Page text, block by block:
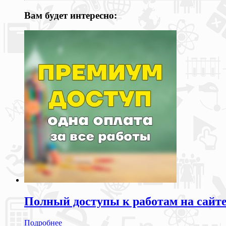
Вам будет интересно:
Полный доступы к работам на
Подробнее